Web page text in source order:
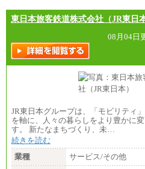
東日本旅客鉄道株式会社（JR東日本
08月04日
JR東日本グループは、「モビリティ
を軸に、人々の暮らしをより豊かに
す。 新たなまちづくり、未…
続きを読む
業種
サービス/その他